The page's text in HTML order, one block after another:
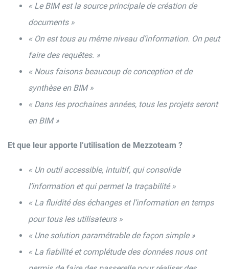
« Le BIM est la source principale de création de
documents »
« On est tous au même niveau d’information. On peut
faire des requêtes. »
« Nous faisons beaucoup de conception et de
synthèse en BIM »
« Dans les prochaines années, tous les projets seront
en BIM »
Et que leur apporte l’utilisation de Mezzoteam ?
« Un outil accessible, intuitif, qui consolide
l’information et qui permet la traçabilité »
« La fluidité des échanges et l’information en temps
pour tous les utilisateurs »
« Une solution paramétrable de façon simple »
« La fiabilité et complétude des données nous ont